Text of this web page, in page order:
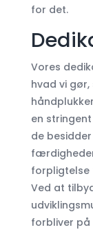
for det.
Vores
hvad vi
en
de
forpligtelse
Ved at
forbliver på